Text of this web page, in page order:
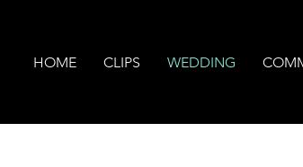
HOME CLIPS WEDDING